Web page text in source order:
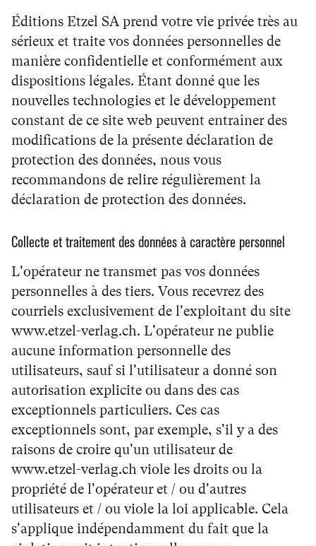
Éditions Etzel SA prend votre vie privée très au
sérieux et traite vos données personnelles de
manière confidentielle et conformément aux
dispositions légales. Étant donné que les
nouvelles technologies et le développement
constant de ce site web peuvent entraîner des
modifications de la présente déclaration de
protection des données, nous vous
recommandons de relire régulièrement la
déclaration de protection des données.
Collecte et traitement des données à caractère personnel
L'opérateur ne transmet pas vos données
personnelles à des tiers. Vous recevrez des
courriels exclusivement de l'exploitant du site
www.etzel-verlag.ch. L'opérateur ne publie
aucune information personnelle des
utilisateurs, sauf si l'utilisateur a donné son
autorisation explicite ou dans des cas
exceptionnels particuliers. Ces cas
exceptionnels sont, par exemple, s'il y a des
raisons de croire qu'un utilisateur de
www.etzel-verlag.ch viole les droits ou la
propriété de l'opérateur et / ou d'autres
utilisateurs et / ou viole la loi applicable. Cela
s'applique indépendamment du fait que la